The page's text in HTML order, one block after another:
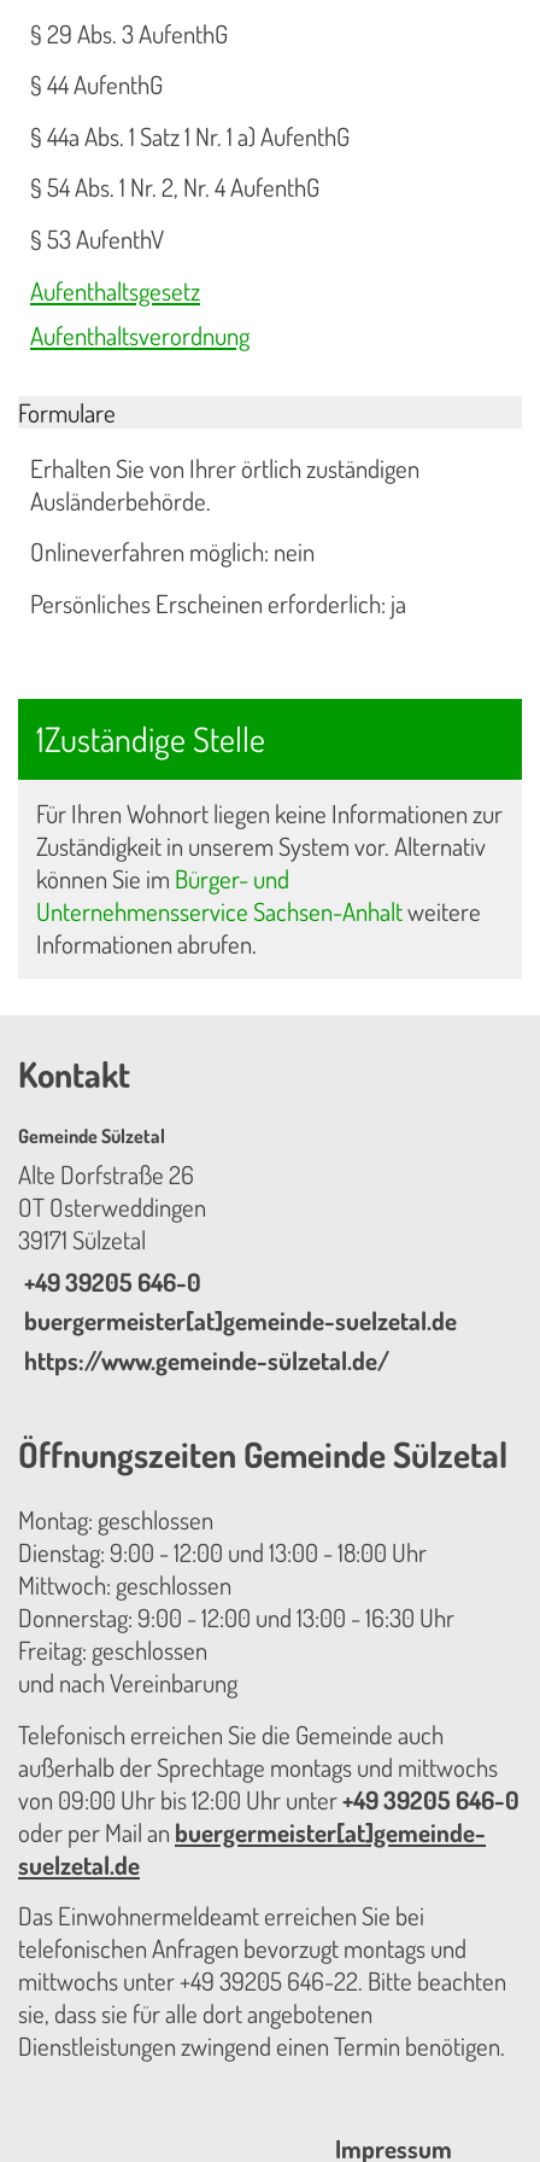
§ 29 Abs. 3 AufenthG
§ 44 AufenthG
§ 44a Abs. 1 Satz 1 Nr. 1 a) AufenthG
§ 54 Abs. 1 Nr. 2, Nr. 4 AufenthG
§ 53 AufenthV
Aufenthaltsgesetz
Aufenthaltsverordnung
Formulare
Erhalten Sie von Ihrer örtlich zuständigen
Ausländerbehörde.
Onlineverfahren möglich: nein
Persönliches Erscheinen erforderlich: ja
1Zuständige Stelle
Für Ihren Wohnort liegen keine Informationen zur
Zuständigkeit in unserem System vor. Alternativ
können Sie im Bürger- und
Unternehmensservice Sachsen-Anhaltweitere
Informationen abrufen.
Kontakt
Gemeinde Sülzetal
Alte Dorfstraße 26
OT Osterweddingen
39171 Sülzetal
+49 39205 646-0
buergermeister[at]gemeinde-suelzetal.de
https://www.gemeinde-sülzetal.de/
Öffnungszeiten Gemeinde Sülzetal
Montag: geschlossen
Dienstag: 9:00 - 12:00 und 13:00 - 18:00 Uhr
Mittwoch: geschlossen
Donnerstag: 9:00 - 12:00 und 13:00 - 16:30 Uhr
Freitag: geschlossen
und nach Vereinbarung
Telefonisch erreichen Sie die Gemeinde auch
außerhalb der Sprechtage montags und mittwochs
von 09:00 Uhr bis 12:00 Uhr unter+49 39205 646-0
oder per Mail an buergermeister[at]gemeinde-
suelzetal.de
Das Einwohnermeldeamt erreichen Sie bei
telefonischen Anfragen bevorzugt montags und
mittwochs unter +49 39205 646-22. Bitte beachten
sie, dass sie für alle dort angebotenen
Dienstleistungen zwingend einen Termin benötigen.
Impressum